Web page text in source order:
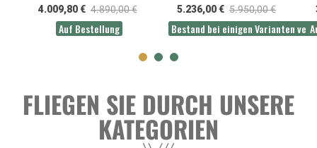
4.009,80 € 4.890,00 €
Auf Bestellung
5.236,00 € 5.950,00 €
Bestand bei einigen Varianten
FLIEGEN SIE DURCH UNSERE
KATEGORIEN